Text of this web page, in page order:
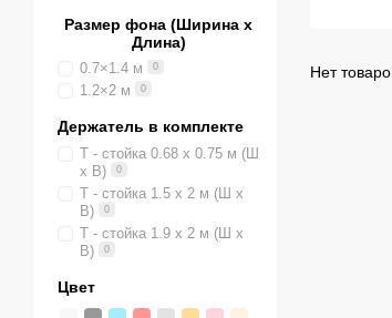
Нет
Размер фона (Ширина х
Длина)
0.7×1.4 м 0
1.2×2 м 0
Держатель в комплекте
Т - стойка 0.68 х 0.75 м (Ш
х В)
0
Т - стойка 1.5 х 2 м (Ш х
В)
0
Т - стойка 1.9 х 2 м (Ш х
В)
0
Цвет